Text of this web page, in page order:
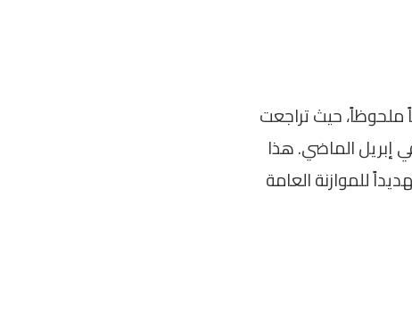
ملحوظاً، حيث تراجعت
10 ملايين برميل فقط في إبريل الماضي. هذا
للموازنة العامة